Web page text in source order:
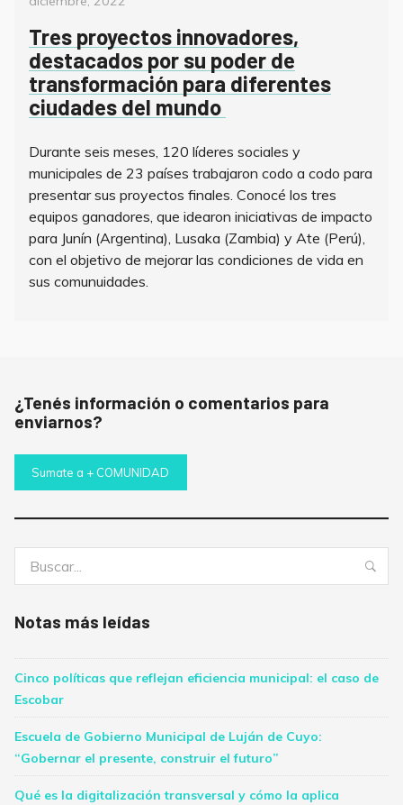
Tres proyectos innovadores,
destacados por su poder de
transformación para diferentes
ciudades del mundo
Durante seis meses, 120 líderes sociales y
municipales de 23 países trabajaron codo a codo para
presentar sus proyectos finales. Conocé los tres
equipos ganadores, que idearon iniciativas de impacto
para Junín (Argentina), Lusaka (Zambia) y Ate (Perú),
con el objetivo de mejorar las condiciones de vida en
sus comunuidades.
¿Tenés información o comentarios para
enviarnos?
Sumate a + COMUNIDAD
Notas más leídas
Cinco políticas que reflejan eficiencia municipal: el caso de
Escobar
Escuela de Gobierno Municipal de Luján de Cuyo:
“Gobernar el presente, construir el futuro”
Qué es la digitalización transversal y cómo la aplica